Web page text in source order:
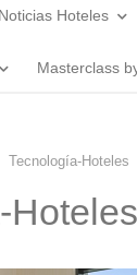
Noticias Hoteles
Masterclass
Tecnología-Hoteles
Hoteles